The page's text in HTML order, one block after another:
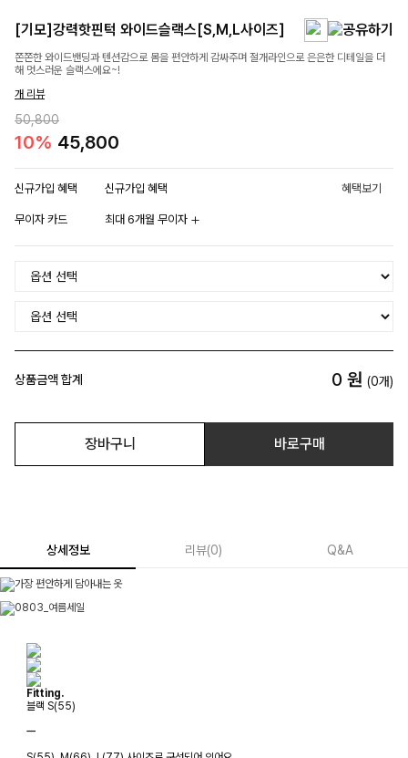
[기모]강력핫핀턱 와이드슬랙스[S,M,L사이즈]
쫀쫀한 와이드밴딩과 텐션감으로 몸을 편안하게 감싸주며 절개라인으로 은은한 디테일을 더
해 멋스러운 슬랙스에요~!
개 리뷰
50,800
10% 45,800
신규가입 혜택 신규가입 혜택 혜택보기
무이자 카드 최대 6개월 무이자
상품금액 합계 0 원 (0개)
장바구니 바로구매
상세정보 리뷰(0) Q&A
Fitting.
블랙 S(55)
ㅡ